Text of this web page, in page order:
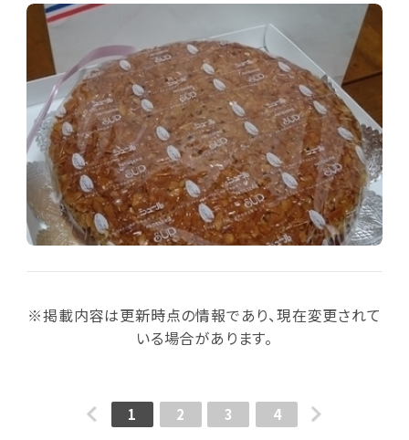
※掲載内容は更新時点の情報であり、現在変更されて
いる場合があります。
1 2 3 4